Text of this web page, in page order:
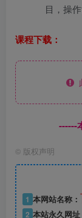
课程下载：
------
© 版权声明
1 本网站名称：
2 本站永久网址